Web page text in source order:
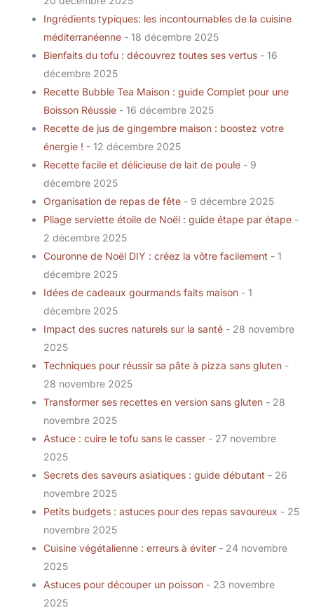
Ingrédients typiques: les incontournables de la cuisine
méditerranéenne - 18 décembre 2025
Bienfaits du tofu : découvrez toutes ses vertus - 16
décembre 2025
Recette Bubble Tea Maison : guide Complet pour une
Boisson Réussie - 16 décembre 2025
Recette de jus de gingembre maison : boostez votre
énergie ! - 12 décembre 2025
Recette facile et délicieuse de lait de poule - 9
décembre 2025
Organisation de repas de fête - 9 décembre 2025
Pliage serviette étoile de Noël : guide étape par étape -
2 décembre 2025
Couronne de Noël DIY : créez la vôtre facilement - 1
décembre 2025
Idées de cadeaux gourmands faits maison - 1
décembre 2025
Impact des sucres naturels sur la santé - 28 novembre
2025
Techniques pour réussir sa pâte à pizza sans gluten -
28 novembre 2025
Transformer ses recettes en version sans gluten - 28
novembre 2025
Astuce : cuire le tofu sans le casser - 27 novembre
2025
Secrets des saveurs asiatiques : guide débutant - 26
novembre 2025
Petits budgets : astuces pour des repas savoureux - 25
novembre 2025
Cuisine végétalienne : erreurs à éviter - 24 novembre
2025
Astuces pour découper un poisson - 23 novembre
2025